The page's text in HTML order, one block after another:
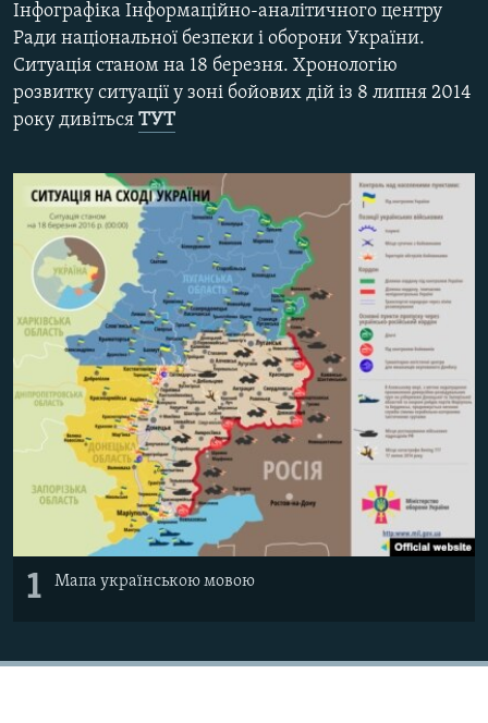
ВСЕ ЗА ДЕНЬ
СПЕЦПРОЕКТИ
ДЕПОРТАЦІЯ
СВІДЧЕННЯ ОКУПАЦІЇ
УКРАЇНСЬКА ПРОБЛЕМА КРИМУ
ІНФОГРАФІКА
ЯК ОБІЙТИ БЛОКУВАННЯ
Русский
Qırımtatar
ДОЛУЧАЙСЯ!
Усі сайти RFE/RL
Інфографіка Інформаційно-аналітичного центру
Ради національної безпеки і оборони України.
Ситуація станом на 18 березня. Хронологію
розвитку ситуації у зоні бойових дій із 8 липня 2014
року дивіться ТУТ
1 Мапа українською мовою